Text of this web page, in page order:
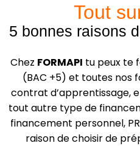
Tout
5 bonnes raisons
Chez FORMAPI tu peux te
(BAC +5) et toutes nos
contrat d’apprentissage,
tout autre type de
financement personnel,
raison de choisir de